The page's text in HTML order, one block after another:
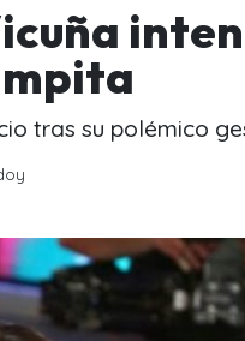
tras su polémico